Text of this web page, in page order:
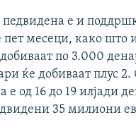
е и
месеци, како што
по 3.000
ќе добиваат плус
е од 16 до 19 илјади
35 милиони